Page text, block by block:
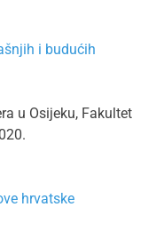
i budućih
u Osijeku, Fakultet
hrvatske